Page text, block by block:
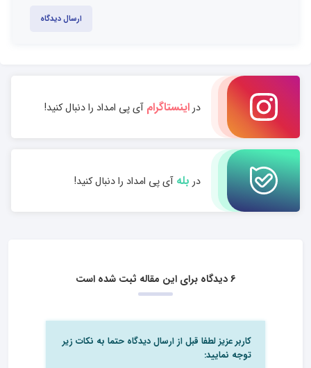
ارسال دیدگاه
دراینستاگرامآی پی امداد را دنبال کنید!
در بلهآی پی امداد را دنبال کنید!
6 دیدگاه برای این مقاله ثبت شده است
کاربر عزیز لطفا قبل از ارسال دیدگاه حتما به نکات زیر
توجه نمایید: